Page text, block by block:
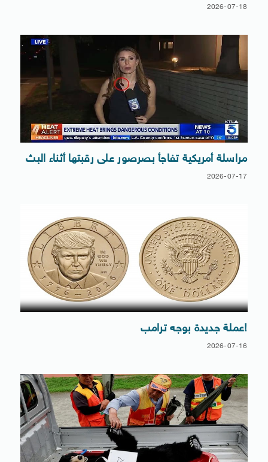
2026-07-18
مراسلة أمريكية تفاجأ بصرصور على رقبتها أثناء البث
2026-07-17
!عملة جديدة بوجه ترامب
2026-07-16